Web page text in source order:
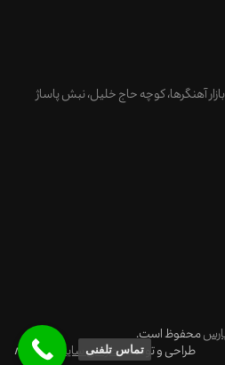
بازار آهنگرها، کوچه حاج خلیل، نبش پاساژ
محفوظ است.
طراحی و توسعه:طراحی سایت سوتکا ∧ تماس تلفنی